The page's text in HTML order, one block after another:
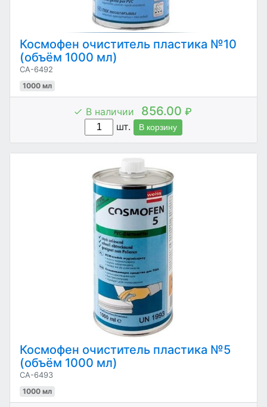
Космофен очиститель пластика №10
(объём 1000 мл)
CA-6492
1000 мл
В наличии 856.00 ₽
шт.
В корзину
Космофен очиститель пластика №5
(объём 1000 мл)
CA-6493
1000 мл